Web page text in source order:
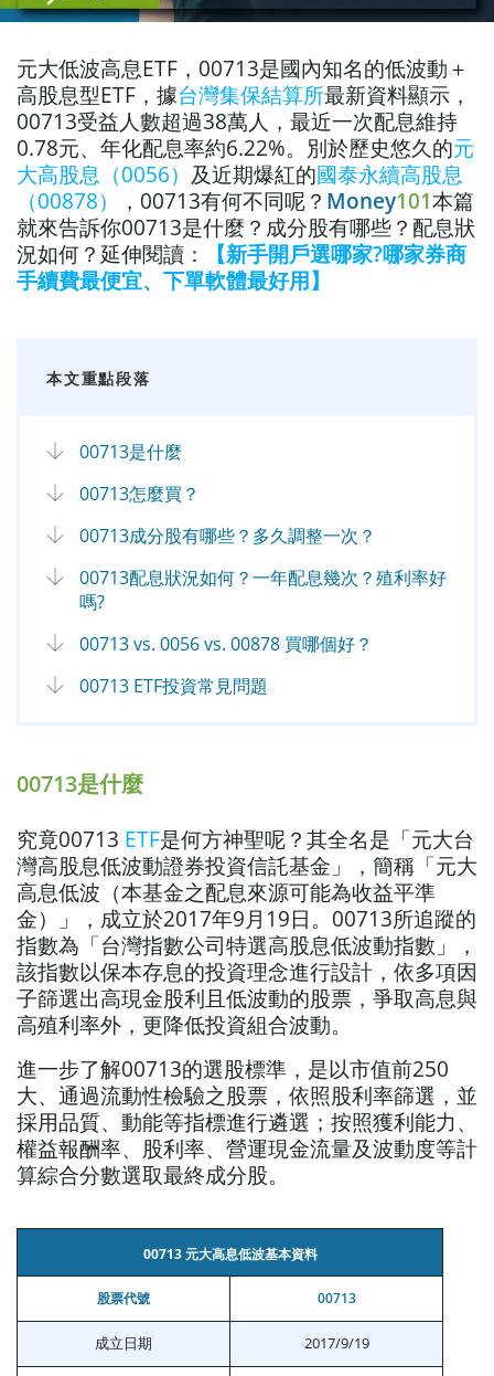
元大低波高息ETF，00713是國內知名的低波動＋
高股息型ETF，據台灣集保結算所最新資料顯示，
00713受益人數超過38萬人，最近一次配息維持
0.78元、年化配息率約6.22%。別於歷史悠久的元
大高股息（0056） 及近期爆紅的國泰永續高股息
（00878）
，00713有何不同呢？ Money101本篇
就來告訴你00713是什麼？成分股有哪些？配息狀
況如何？延伸閱讀：
【新手開戶選哪家?哪家券商
手續費最便宜、下單軟體最好用】
本文重點段落
00713是什麼
00713怎麼買？
00713成分股有哪些？多久調整一次？
00713配息狀況如何？一年配息幾次？殖利率好
嗎?
00713 vs. 0056 vs. 00878 買哪個好？
00713 ETF投資常見問題
00713是什麼
究竟00713 ETF是何方神聖呢？其全名是「元大台
灣高股息低波動證券投資信託基金」，簡稱「元大
高息低波（本基金之配息來源可能為收益平準
金）」，成立於2017年9月19日。00713所追蹤的
指數為「台灣指數公司特選高股息低波動指數」，
該指數以保本存息的投資理念進行設計，依多項因
子篩選出高現金股利且低波動的股票，爭取高息與
高殖利率外，更降低投資組合波動。
進一步了解00713的選股標準，是以市值前250
大、通過流動性檢驗之股票，依照股利率篩選，並
採用品質、動能等指標進行遴選；按照獲利能力、
權益報酬率、股利率、營運現金流量及波動度等計
算綜合分數選取最終成分股。
00713 元大高息低波基本資料
股票代號 00713
成立日期 2017/9/19